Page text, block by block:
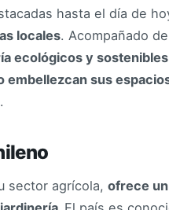
hasta el día de
locales. Acompañado
ecológicos y sostenibles
embellezcan sus
.
sector agrícola, ofrece